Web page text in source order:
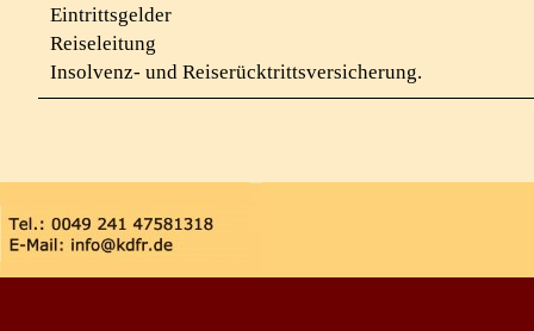
Eintrittsgelder
Reiseleitung
Insolvenz- und Reiserück­tritts­versicherung.